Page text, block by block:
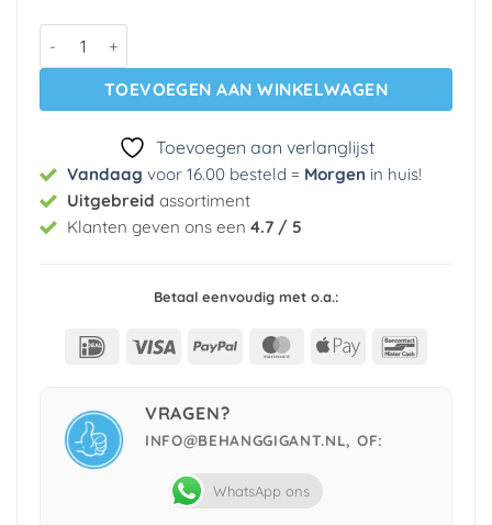
Vinyl op vlies behang 27053 Casa Mood Cristiana Masi
TOEVOEGEN AAN WINKELWAGEN
Toevoegen aan verlanglijst
Vandaag voor 16.00 besteld = Morgen in huis!
Uitgebreid assortiment
Klanten geven ons een 4.7 / 5
Betaal eenvoudig met o.a.:
IDeal Visa PayPal MasterCard
Apple
VRAGEN?
INFO@BEHANGGIGANT.NL, OF:
WhatsApp ons